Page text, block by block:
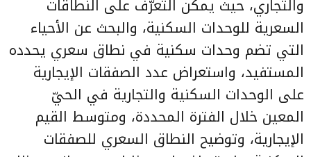
والتجاري، حيث يمكن التعرّف على النطاقات
السعرية للوحدات السكنية، والبحث عن الأحياء
التي تضم وحدات سكنية في نطاق سعري يحدده
المستفيد، واستعراض عدد الصفقات الإيجارية
على الوحدات السكنية والتجارية في الحيّ
المعين خلال الفترة المحددة، ومتوسط القيم
الإيجارية، وتوضيح النطاق السعري للصفقات